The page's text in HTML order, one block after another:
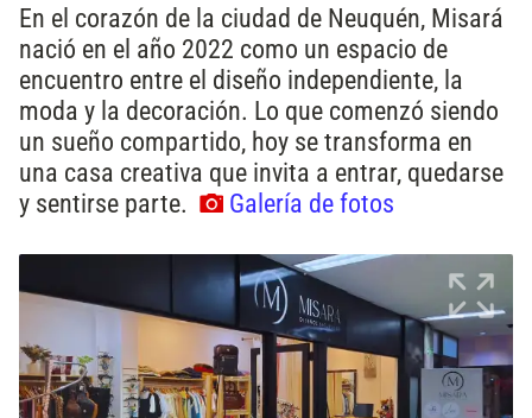
En el corazón de la ciudad de Neuquén, Misará
nació en el año 2022 como un espacio de
encuentro entre el diseño independiente, la
moda y la decoración. Lo que comenzó siendo
un sueño compartido, hoy se transforma en
una casa creativa que invita a entrar, quedarse
y sentirse parte.
Galería de fotos